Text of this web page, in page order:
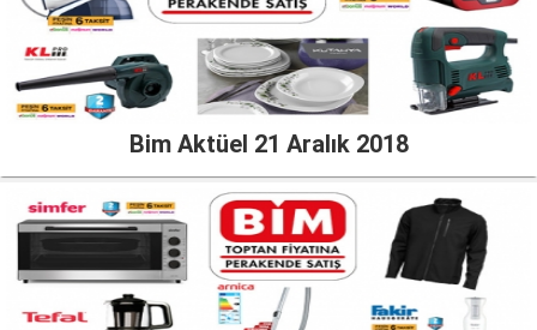
Bim Aktüel 21 Aralık 2018